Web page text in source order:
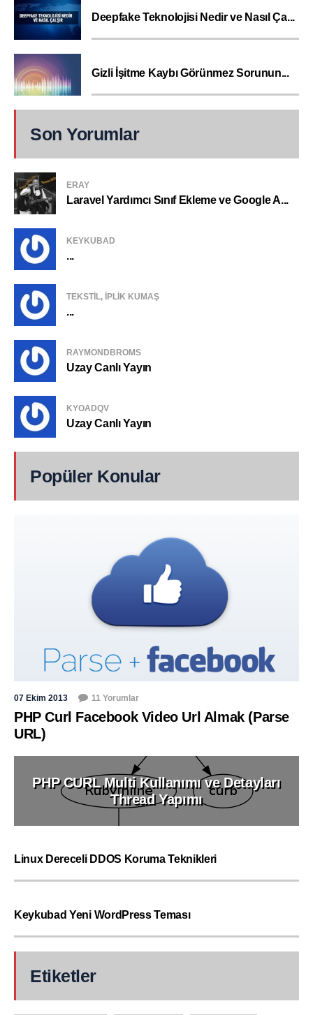
Deepfake Teknolojisi Nedir ve Nasıl Ça...
Gizli İşitme Kaybı Görünmez Sorunun...
Son Yorumlar
ERAY
Laravel Yardımcı Sınıf Ekleme ve Google A...
KEYKUBAD
...
TEKSTIL, IPLIK KUMAŞ
...
RAYMONDBROMS
Uzay Canlı Yayın
KYOADQV
Uzay Canlı Yayın
Popüler Konular
07 Ekim 2013 11 Yorumlar
PHP Curl Facebook Video Url Almak (Parse
URL)
PHP CURL Multi Kullanımı ve Detayları
Thread Yapımı
Linux Dereceli DDOS Koruma Teknikleri
Keykubad Yeni WordPress Teması
Etiketler